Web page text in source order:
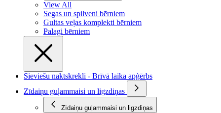
View All
Segas un spilveni bērniem
Gultas veļas komplekti bērniem
Palagi bērniem
Sieviešu naktskrekli - Brīvā laika apģērbs
Zīdaiņu guļammaisi un ligzdiņas
Zīdaiņu guļammaisi un ligzdiņas